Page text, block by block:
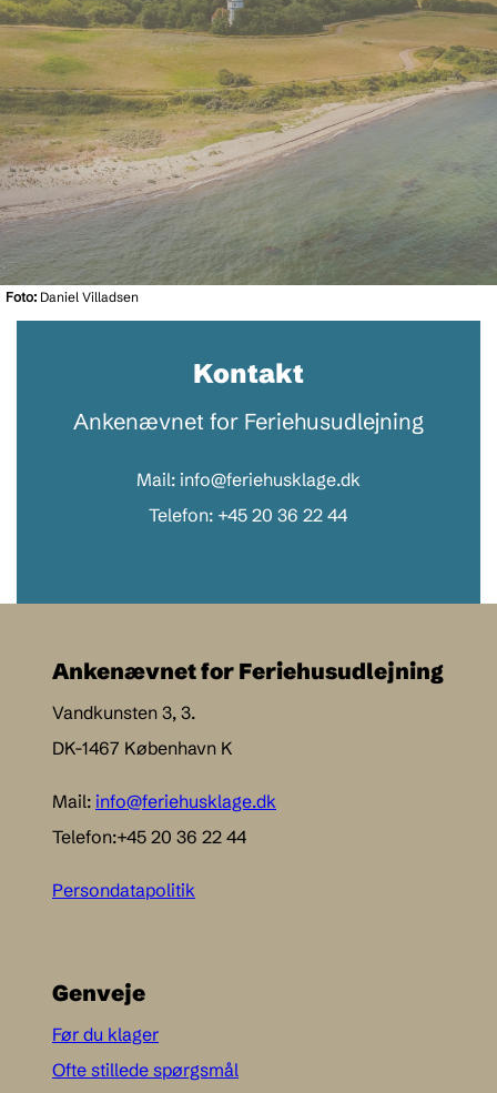
Foto: Daniel Villadsen
Kontakt
Ankenævnet for Feriehusudlejning
Mail: info@feriehusklage.dk
Telefon: +45 20 36 22 44
Ankenævnet for Feriehusudlejning
Vandkunsten 3, 3.
DK-1467 København K
Mail: info@feriehusklage.dk
Telefon:+45 20 36 22 44
Persondatapolitik
Genveje
Før du klager
Ofte stillede spørgsmål